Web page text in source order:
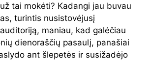
tai mokėti? Kadangi jau buvau
turintis nusistovėjusį
maniau, kad galėčiau
dienoraščių pasaulį, panašiai
ant šlepetės ir susižadėjo